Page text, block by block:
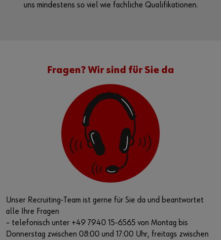
uns mindestens so viel wie fachliche Qualifikationen.
Fragen? Wir sind für Sie da
Unser Recruiting-Team ist gerne für Sie da und beantwortet
alle Ihre Fragen
– telefonisch unter +49 7940 15-6565 von Montag bis
Donnerstag zwischen 08:00 und 17:00 Uhr, freitags zwischen